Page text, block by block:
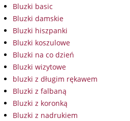
Bluzki basic
Bluzki damskie
Bluzki hiszpanki
Bluzki koszulowe
Bluzki na co dzień
Bluzki wizytowe
bluzki z długim rękawem
Bluzki z falbaną
Bluzki z koronką
Bluzki z nadrukiem